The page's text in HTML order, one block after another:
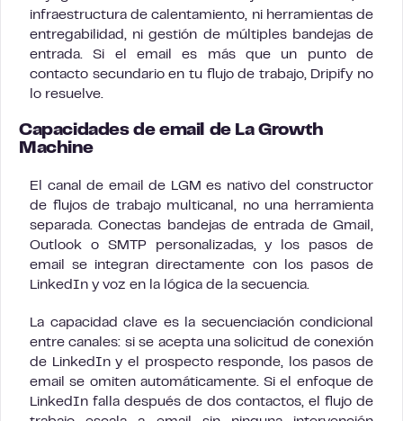
infraestructura de calentamiento, ni herramientas de
entregabilidad, ni gestión de múltiples bandejas de
entrada. Si el email es más que un punto de
contacto secundario en tu flujo de trabajo, Dripify no
lo resuelve.
Capacidades de email de La Growth
Machine
El canal de email de LGM es nativo del constructor
de flujos de trabajo multicanal, no una herramienta
separada. Conectas bandejas de entrada de Gmail,
Outlook o SMTP personalizadas, y los pasos de
email se integran directamente con los pasos de
LinkedIn y voz en la lógica de la secuencia.
La capacidad clave es la secuenciación condicional
entre canales: si se acepta una solicitud de conexión
de LinkedIn y el prospecto responde, los pasos de
email se omiten automáticamente. Si el enfoque de
LinkedIn falla después de dos contactos, el flujo de